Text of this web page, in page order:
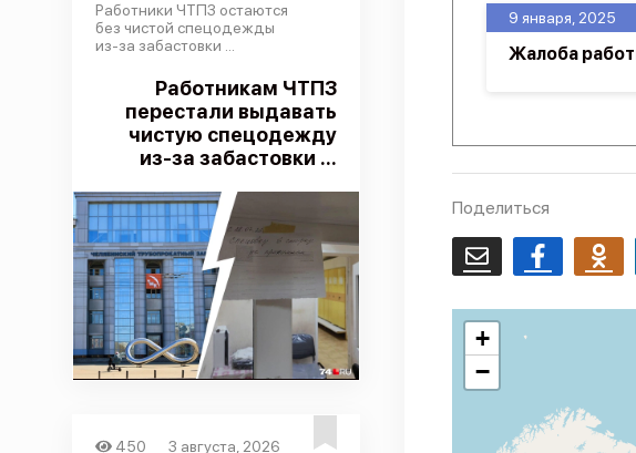
Работники ЧТПЗ остаются
без чистой спецодежды
из-за забастовки ...
Работникам ЧТПЗ
перестали выдавать
чистую спецодежду
из-за забастовки ...
450
3 августа, 2026
9 января, 2025
Жалоба
Поделиться
Email Facebook
+
−